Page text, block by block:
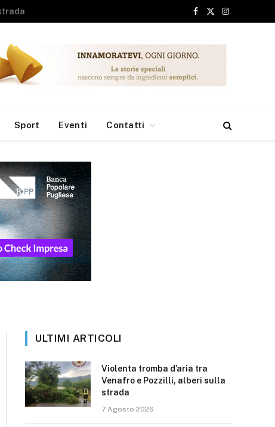
Facebook
X
Instagram
Sport Eventi Contatti
ULTIMI ARTICOLI
Violenta tromba d’aria tra
Venafro e Pozzilli, alberi sulla
strada
7 Agosto 2026